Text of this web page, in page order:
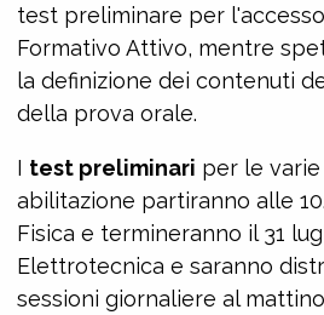
test preliminare per
Formativo Attivo, mentre
la definizione dei contenuti
della prova orale.
I test preliminari per le varie
abilitazione partiranno alle
Fisica e termineranno il 31
Elettrotecnica e saranno
sessioni giornaliere al